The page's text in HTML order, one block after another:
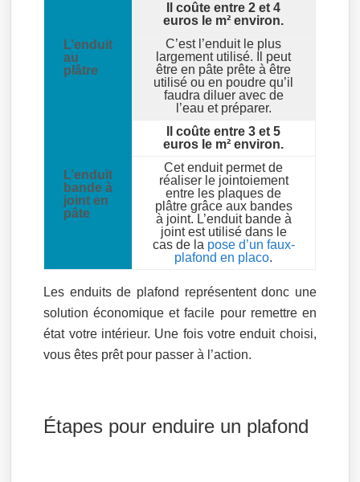
L’enduit
au
plâtre
Il coûte entre 2 et 4
euros le m² environ.
C’est l’enduit le plus
largement utilisé. Il peut
être en pâte prête à être
utilisé ou en poudre qu’il
faudra diluer avec de
l’eau et préparer.
L’enduit
bande à
joint en
pâte
Il coûte entre 3 et 5
euros le m² environ.
Cet enduit permet de
réaliser le jointoiement
entre les plaques de
plâtre grâce aux bandes
à joint. L’enduit bande à
joint est utilisé dans le
cas de la pose d’un faux-
plafond en placo.
Les enduits de plafond représentent donc une
solution économique et facile pour remettre en
état votre intérieur. Une fois votre enduit choisi,
vous êtes prêt pour passer à l’action.
Étapes pour enduire un plafond